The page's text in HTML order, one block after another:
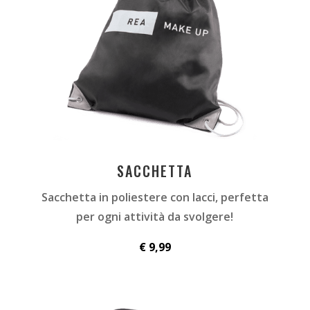
SACCHETTA
Sacchetta in poliestere con lacci, perfetta
per ogni attività da svolgere!
€ 9,99